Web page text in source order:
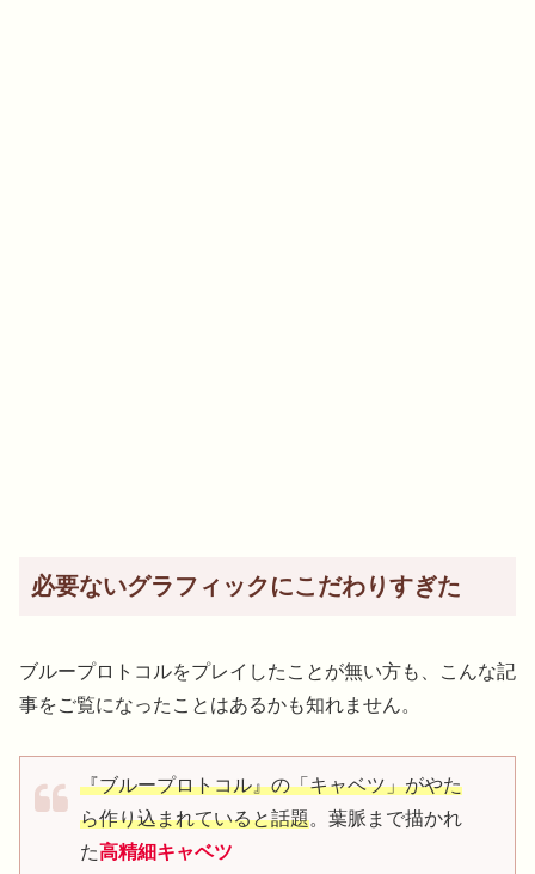
必要ないグラフィックにこだわりすぎた
ブループロトコルをプレイしたことが無い方も、こんな記
事をご覧になったことはあるかも知れません。
『ブループロトコル』の「キャベツ」がやた
ら作り込まれていると話題。葉脈まで描かれ
た高精細キャベツ